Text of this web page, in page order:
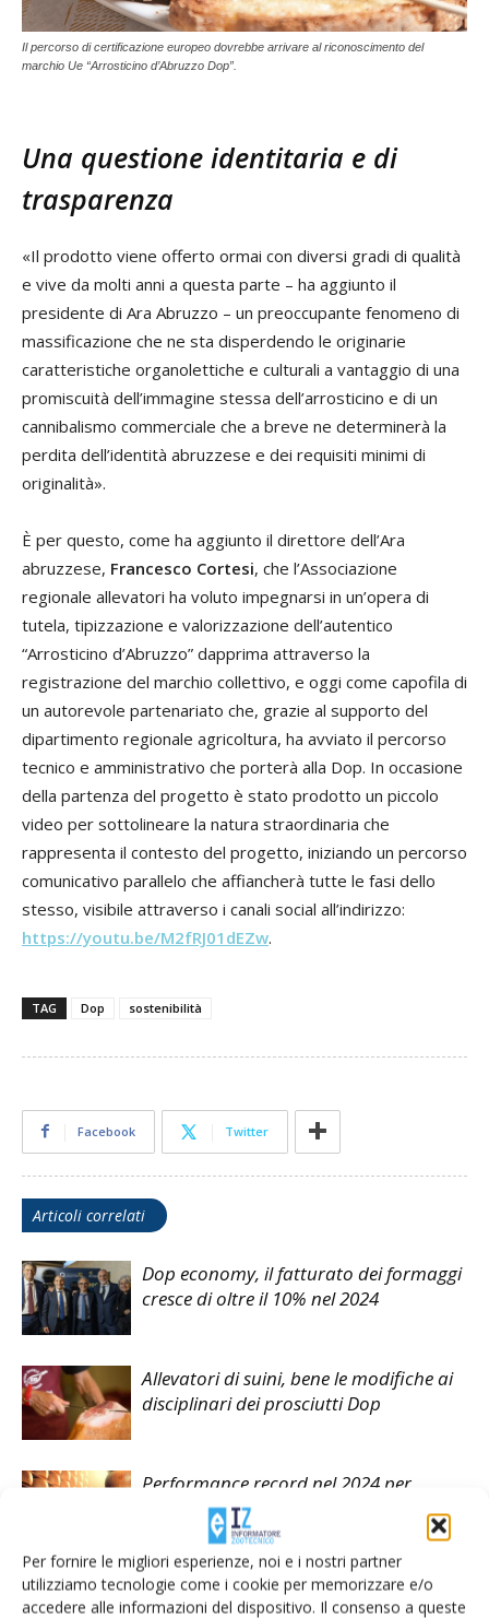
Per fornire le migliori esperienze, noi e i nostri partner
utilizziamo tecnologie come i cookie per memorizzare e/o
accedere alle informazioni del dispositivo. Il consenso a queste
Il percorso di certificazione europeo dovrebbe arrivare al riconoscimento del
marchio Ue “Arrosticino d’Abruzzo Dop”.
Una questione identitaria e di
trasparenza
«Il prodotto viene offerto ormai con diversi gradi di qualità
e vive da molti anni a questa parte – ha aggiunto il
presidente di Ara Abruzzo – un preoccupante fenomeno di
massificazione che ne sta disperdendo le originarie
caratteristiche organolettiche e culturali a vantaggio di una
promiscuità dell’immagine stessa dell’arrosticino e di un
cannibalismo commerciale che a breve ne determinerà la
perdita dell’identità abruzzese e dei requisiti minimi di
originalità».
È per questo, come ha aggiunto il direttore dell’Ara
abruzzese, Francesco Cortesi, che l’Associazione
regionale allevatori ha voluto impegnarsi in un’opera di
tutela, tipizzazione e valorizzazione dell’autentico
“Arrosticino d’Abruzzo” dapprima attraverso la
registrazione del marchio collettivo, e oggi come capofila di
un autorevole partenariato che, grazie al supporto del
dipartimento regionale agricoltura, ha avviato il percorso
tecnico e amministrativo che porterà alla Dop. In occasione
della partenza del progetto è stato prodotto un piccolo
video per sottolineare la natura straordinaria che
rappresenta il contesto del progetto, iniziando un percorso
comunicativo parallelo che affiancherà tutte le fasi dello
stesso, visibile attraverso i canali social all’indirizzo:
https://youtu.be/M2fRJ01dEZw.
TAG Dop sostenibilità
Facebook Twitter
Articoli correlati
Dop economy, il fatturato dei formaggi
cresce di oltre il 10% nel 2024
Allevatori di suini, bene le modifiche ai
disciplinari dei prosciutti Dop
Performance record nel 2024 per
Parmigiano e Grana